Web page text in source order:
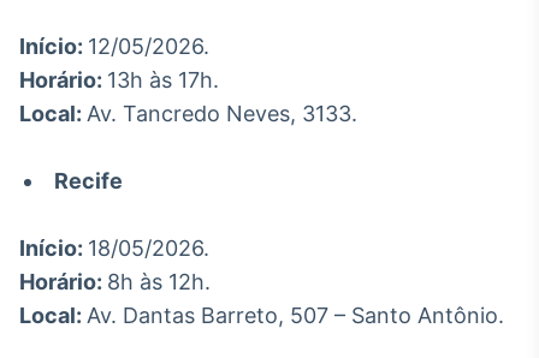
Início: 12/05/2026.
Horário: 13h às 17h.
Local: Av. Tancredo Neves, 3133.
Recife
Início: 18/05/2026.
Horário: 8h às 12h.
Local: Av. Dantas Barreto, 507 – Santo Antônio.